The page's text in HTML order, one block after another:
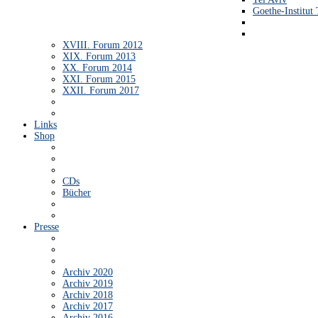
Goethe-Institut
XVIII. Forum 2012
XIX. Forum 2013
XX. Forum 2014
XXI. Forum 2015
XXII. Forum 2017
Links
Shop
CDs
Bücher
Presse
Archiv 2020
Archiv 2019
Archiv 2018
Archiv 2017